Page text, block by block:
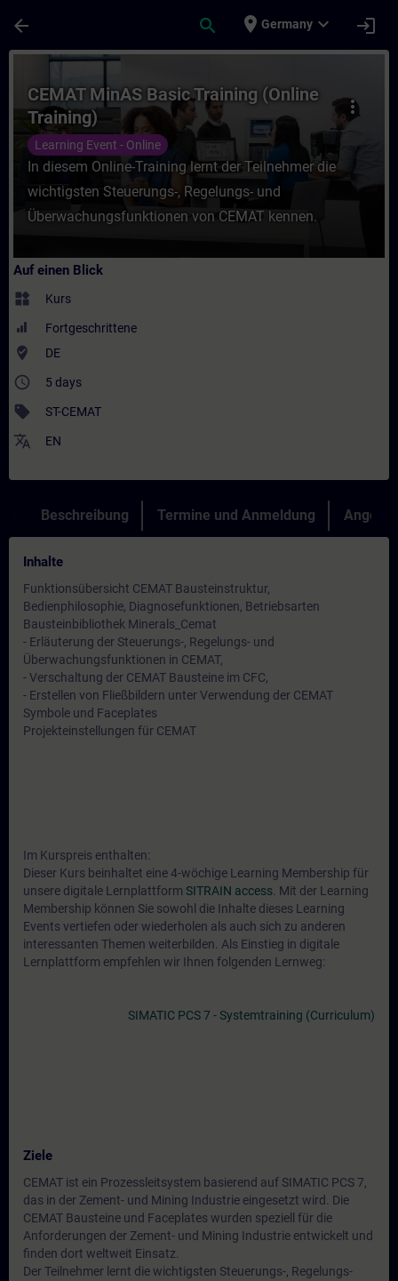
arrow_back search place Germany expand_more login
Kurs - CEMAT MinAS Basic Training
more_vert
CEMAT MinAS Basic Training (Online
Training)
Learning Event - Online
In diesem Online-Training lernt der Teilnehmer die
wichtigsten Steuerungs-, Regelungs- und
Überwachungsfunktionen von CEMAT kennen.
Auf einen Blick
widgets Kurs
Fortgeschrittene
where_to_vote DE
access_time 5 days
sell ST-CEMAT
translate EN
Beschreibung Termine und Anmeldung Angebot
Inhalte
Funktionsübersicht CEMAT Bausteinstruktur,
Bedienphilosophie, Diagnosefunktionen, Betriebsarten
Bausteinbibliothek Minerals_Cemat
- Erläuterung der Steuerungs-, Regelungs- und
Überwachungsfunktionen in CEMAT,
- Verschaltung der CEMAT Bausteine im CFC,
- Erstellen von Fließbildern unter Verwendung der CEMAT
Symbole und Faceplates
Projekteinstellungen für CEMAT
Im Kurspreis enthalten:
Dieser Kurs beinhaltet eine 4-wöchige Learning Membership für
unsere digitale Lernplattform SITRAIN access . Mit der Learning
Membership können Sie sowohl die Inhalte dieses Learning
Events vertiefen oder wiederholen als auch sich zu anderen
interessanten Themen weiterbilden. Als Einstieg in digitale
Lernplattform empfehlen wir Ihnen folgenden Lernweg:
SIMATIC PCS 7 - Systemtraining (Curriculum)
Ziele
CEMAT ist ein Prozessleitsystem basierend auf SIMATIC PCS 7,
das in der Zement- und Mining Industrie eingesetzt wird. Die
CEMAT Bausteine und Faceplates wurden speziell für die
Anforderungen der Zement- und Mining Industrie entwickelt und
finden dort weltweit Einsatz.
Der Teilnehmer lernt die wichtigsten Steuerungs-, Regelungs-